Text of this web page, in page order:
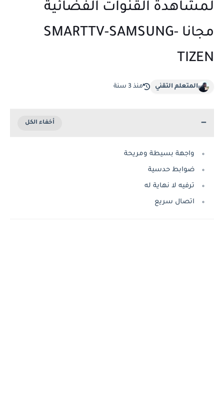
لمشاهدة القنوات الفضائية
مجانا SMARTTV-SAMSUNG-
TIZEN
المتعلم التقني منذ 3 سنة
واجهة بسيطة ومريحة
ضوابط حدسية
ترفيه لا نهاية له
اتصال سريع